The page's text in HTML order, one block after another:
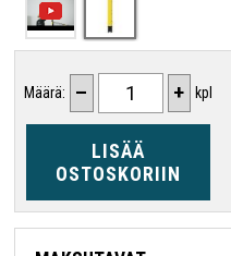
Määrä: – + kpl
LISÄÄ
OSTOSKORIIN